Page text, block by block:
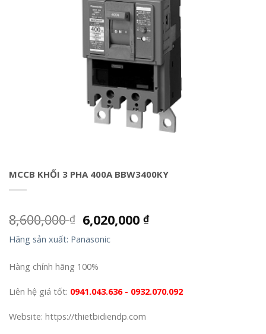
MCCB KHỐI 3 PHA 400A BBW3400KY
8,600,000₫ 6,020,000₫
Hãng sản xuất: Panasonic
Hàng chính hãng 100%
Liên hệ giá tốt: 0941.043.636 - 0932.070.092
Website: https://thietbidiendp.com